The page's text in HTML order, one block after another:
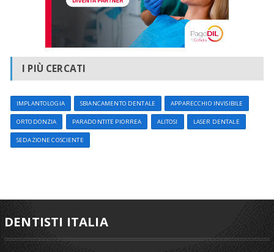
I PIÙ CERCATI
IMPLANTOLOGIA SBIANCAMENTO DENTALE APPARECCHIO INVISIBILE
ORTODONZIA PARADONTITE PIORREA ALITOSI LASER DENTALE
SEDAZIONE COSCIENTE
DENTISTI ITALIA